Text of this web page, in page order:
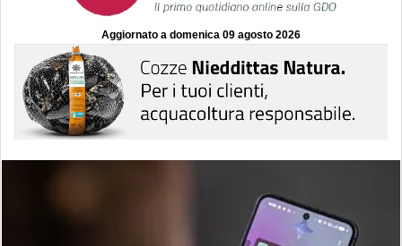
Aggiornato a domenica 09 agosto 2026